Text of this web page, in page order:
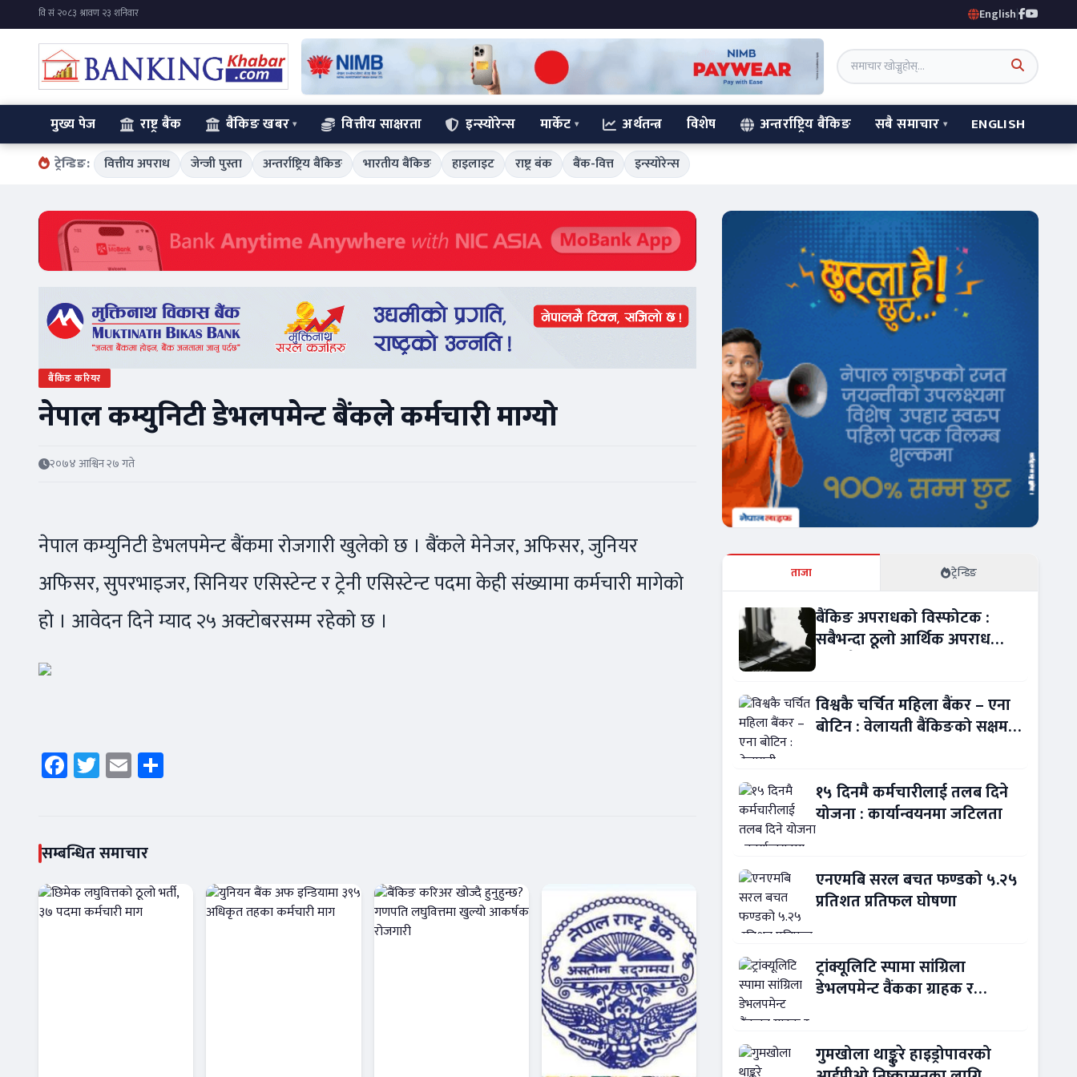
English|
मुख्य पेज राष्ट्र बैंक बैंकिङ खबर वित्तीय साक्षरता इन्स्योरेन्स मार्केट अर्थतन्त्र विशेष अन्तर्राष्ट्रिय बैंकिङ सबै समाचार ENGLISH
ट्रेन्डिङ: वित्तीय अपराध जेन्जी पुस्ता अन्तर्राष्ट्रिय बैंकिङ भारतीय बैंकिङ हाइलाइट राष्ट्र बंक बैंक-वित्त इन्स्योरेन्स
बैंकिङ करियर
नेपाल कम्युनिटी डेभलपमेन्ट बैंकले कर्मचारी माग्यो
२०७४ आश्विन २७ गते
नेपाल कम्युनिटी डेभलपमेन्ट बैंकमा रोजगारी खुलेको छ । बैंकले मेनेजर, अफिसर, जुनियर
अफिसर, सुपरभाइजर, सिनियर एसिस्टेन्ट र ट्रेनी एसिस्टेन्ट पदमा केही संख्यामा कर्मचारी मागेको
हो । आवेदन दिने म्याद २५ अक्टोबरसम्म रहेको छ ।
Facebook
Twitter
Email
सम्बन्धित समाचार
ताजा ट्रेन्डिङ
बैंकिङ अपराधको विस्फोटक :
सबैभन्दा ठूलो आर्थिक अपराध
विश्वकै चर्चित महिला बैंकर – एना
बोटिन : वेलायती बैंकिङको सक्षम
१५ दिनमै कर्मचारीलाई तलब दिने
योजना : कार्यान्वयनमा जटिलता
एनएमबि सरल बचत फण्डको ५.२५
प्रतिशत प्रतिफल घोषणा
ट्रांक्यूलिटि स्पामा सांग्रिला
डेभलपमेन्ट वैंकका ग्राहक र
गुमखोला थाङ्कुरे हाइड्रोपावरको